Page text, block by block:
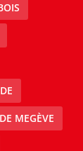
MEGÈVE